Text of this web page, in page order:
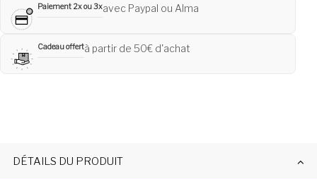
Paiement 2x ou 3xavec Paypal ou Alma
Cadeau offertà partir de 50€ d'achat
DÉTAILS DU PRODUIT